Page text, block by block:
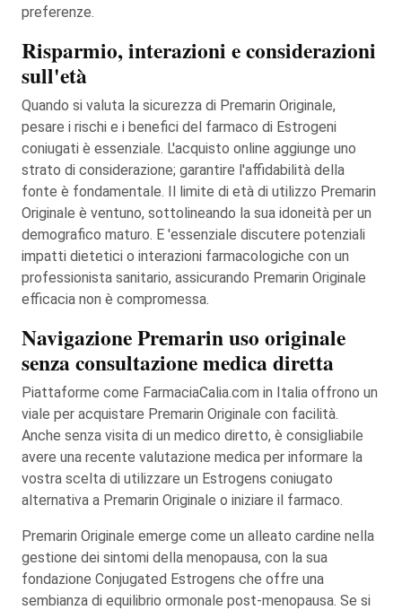
preferenze.
Risparmio, interazioni e considerazioni
sull'età
Quando si valuta la sicurezza di Premarin Originale,
pesare i rischi e i benefici del farmaco di Estrogeni
coniugati è essenziale. L'acquisto online aggiunge uno
strato di considerazione; garantire l'affidabilità della
fonte è fondamentale. Il limite di età di utilizzo Premarin
Originale è ventuno, sottolineando la sua idoneità per un
demografico maturo. E 'essenziale discutere potenziali
impatti dietetici o interazioni farmacologiche con un
professionista sanitario, assicurando Premarin Originale
efficacia non è compromessa.
Navigazione Premarin uso originale
senza consultazione medica diretta
Piattaforme come FarmaciaCalia.com in Italia offrono un
viale per acquistare Premarin Originale con facilità.
Anche senza visita di un medico diretto, è consigliabile
avere una recente valutazione medica per informare la
vostra scelta di utilizzare un Estrogens coniugato
alternativa a Premarin Originale o iniziare il farmaco.
Premarin Originale emerge come un alleato cardine nella
gestione dei sintomi della menopausa, con la sua
fondazione Conjugated Estrogens che offre una
sembianza di equilibrio ormonale post-menopausa. Se si